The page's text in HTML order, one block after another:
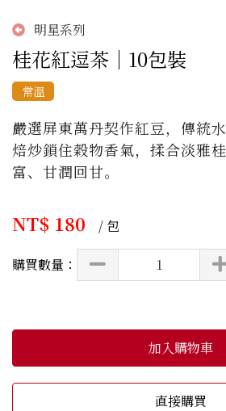
明星系列
桂花紅逗茶｜10包裝
常溫
嚴選屏東萬丹契作紅豆，傳統
焙炒鎖住穀物香氣，揉合淡雅
富、甘潤回甘。
NT$ 180 / 包
購買數量：
加入購物車
直接購買